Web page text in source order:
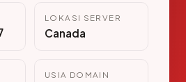
LOKASI SERVER
Canada
USIA DOMAIN